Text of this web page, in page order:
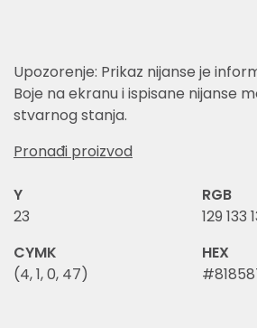
Upozorenje: Prikaz nijanse je
Boje na ekranu i ispisane nijanse
stvarnog stanja.
Pronađi proizvod
Y
23
RGB
129 133
CYMK
(4, 1, 0, 47)
HEX